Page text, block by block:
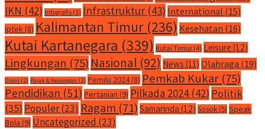
IKN (42) Infografis (3) Infrastruktur (43) International (15)
Iptek(8) Kalimantan Timur (236) Kesehatan (16)
Kutai Kartanegara (339) Kutai Timur (4) Leisure (12)
Lingkungan (75) Nasional (92) News (11) Olahraga (19)
Opini (2) Pajak & Keuangan (2) Pemilu 2024(8) Pemkab Kukar (75)
Pendidikan (51) Pertanian (9) Pilkada 2024(42) Politik
(35) Populer(23) Ragam (71) Samarinda (12) Sosok(5) Speak
Bola (9) Uncategorized (23)